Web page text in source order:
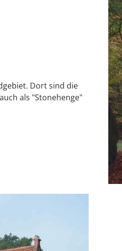
Dort sind die
als "Stonehenge"